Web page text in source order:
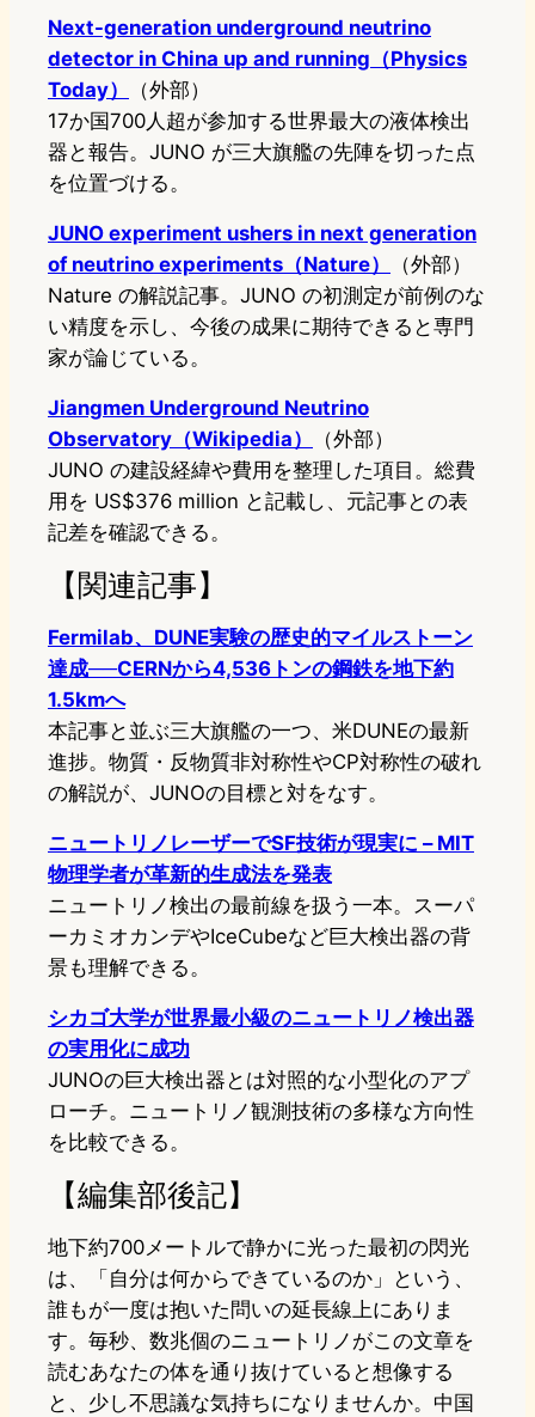
Next-generation underground neutrino
detector in China up and running（Physics
Today）
（外部）
17か国700人超が参加する世界最大の液体検出
器と報告。JUNO が三大旗艦の先陣を切った点
を位置づける。
JUNO experiment ushers in next generation
of neutrino experiments（Nature）
（外部）
Nature の解説記事。JUNO の初測定が前例のな
い精度を示し、今後の成果に期待できると専門
家が論じている。
Jiangmen Underground Neutrino
Observatory（Wikipedia）
（外部）
JUNO の建設経緯や費用を整理した項目。総費
用を US$376 million と記載し、元記事との表
記差を確認できる。
【関連記事】
Fermilab、DUNE実験の歴史的マイルストーン
達成──CERNから4,536トンの鋼鉄を地下約
1.5kmへ
本記事と並ぶ三大旗艦の一つ、米DUNEの最新
進捗。物質・反物質非対称性やCP対称性の破れ
の解説が、JUNOの目標と対をなす。
ニュートリノレーザーでSF技術が現実に – MIT
物理学者が革新的生成法を発表
ニュートリノ検出の最前線を扱う一本。スーパ
ーカミオカンデやIceCubeなど巨大検出器の背
景も理解できる。
シカゴ大学が世界最小級のニュートリノ検出器
の実用化に成功
JUNOの巨大検出器とは対照的な小型化のアプ
ローチ。ニュートリノ観測技術の多様な方向性
を比較できる。
【編集部後記】
地下約700メートルで静かに光った最初の閃光
は、「自分は何からできているのか」という、
誰もが一度は抱いた問いの延長線上にありま
す。毎秒、数兆個のニュートリノがこの文章を
読むあなたの体を通り抜けていると想像する
と、少し不思議な気持ちになりませんか。中国